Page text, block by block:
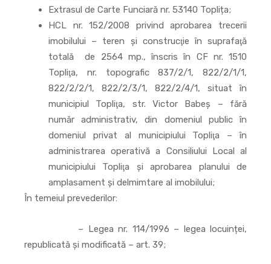
Extrasul de Carte Funciară nr. 53140 Toplița;
HCL nr. 152/2008 privind aprobarea trecerii
imobilului – teren şi construcţie în suprafaţă
totală de 2564 mp., înscris în CF nr. 1510
Topliţa, nr. topografic 837/2/1, 822/2/1/1,
822/2/2/1, 822/2/3/1, 822/2/4/1, situat în
municipiul Topliţa, str. Victor Babeş – fără
număr administrativ, din domeniul public în
domeniul privat al municipiului Topliţa – în
administrarea operativă a Consiliului Local al
municipiului Topliţa şi aprobarea planului de
amplasament şi delmimtare al imobilului;
În temeiul prevederilor:
– Legea nr. 114/1996 – legea locuinței,
republicată și modificată – art. 39;